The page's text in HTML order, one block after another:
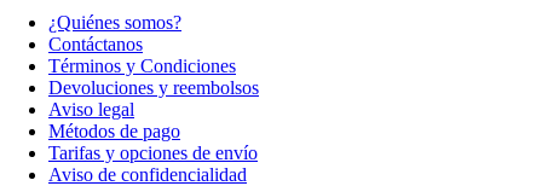
¿Quiénes somos?
Contáctanos
Términos y Condiciones
Devoluciones y reembolsos
Aviso legal
Métodos de pago
Tarifas y opciones de envío
Aviso de confidencialidad